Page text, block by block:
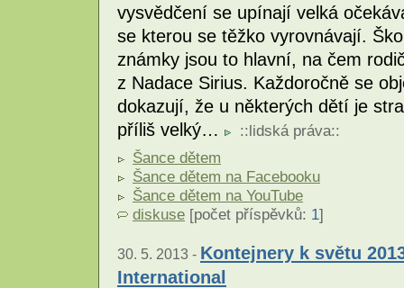
vysvědčení se upínají velká
se kterou se těžko vyrovnávají.
známky jsou to hlavní, na čem
z Nadace Sirius. Každoročně se
dokazují, že u některých dětí je
příliš velký…
::lidská práva::
Šance dětem
Šance dětem na Facebooku
Šance dětem na YouTube
diskuse [počet příspěvků: 1]
30. 5. 2013 - Kontejnery k světu
International